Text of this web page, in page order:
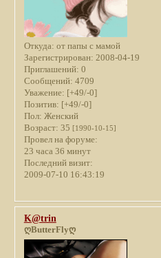
Откуда: от папы с мамой
Зарегистрирован: 2008-04-19
Приглашений: 0
Сообщений: 4709
Уважение: [+49/-0]
Позитив: [+49/-0]
Пол: Женский
Возраст: 35 [1990-10-15]
Провел на форуме:
23 часа 36 минут
Последний визит:
2009-07-10 16:43:19
K@trin
ღButterFlyღ